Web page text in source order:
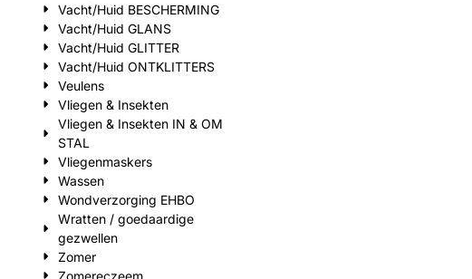
Vacht/Huid BESCHERMING
Vacht/Huid GLANS
Vacht/Huid GLITTER
Vacht/Huid ONTKLITTERS
Veulens
Vliegen & Insekten
Vliegen & Insekten IN & OM
STAL
Vliegenmaskers
Wassen
Wondverzorging EHBO
Wratten / goedaardige
gezwellen
Zomer